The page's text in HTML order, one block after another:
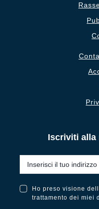
Iscriviti alla
Ho preso visione
trattamento dei miei